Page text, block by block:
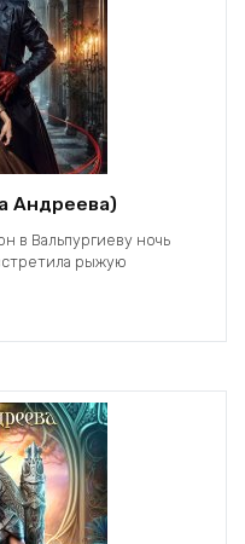
Андреева)
в Вальпургиеву ночь
рыжую